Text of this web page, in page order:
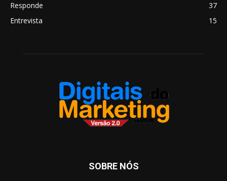
Responde
37
Entrevista
15
SOBRE NÓS